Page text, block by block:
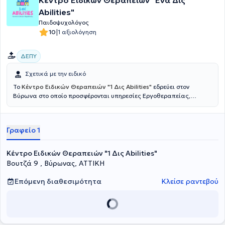
επιθυμούν να διευρύνουν το πεδίο της αυτογνωσίας τους.
Abilities"
Παιδοψυχολόγος
10|1 αξιολόγηση
ΔΕΠΥ
Σχετικά με την ειδικό
To Κέντρο Ειδικών Θεραπειών "1 Δις Abilities" εδρεύει στον
Βύρωνα στο οποίο προσφέρονται υπηρεσίες Εργοθεραπείας,
Ειδικής αγωγής. Μέσα στο ασφαλές περιβάλλον του κέντρου, η
κέντρου είναι η Εύη Δούρου
Εργοθεραπείας. Η ομάδα του κέντρου, απαρτίζεται επιπλέον από
εξειδικευμένους επαγγελματίες στους τομείς της Λογοθεραπείας,
ψυχολογικής στήριξης και ειδικής αγωγής διαχειρίζεται
εξατομικευμένα και σε απόλυτη συνεργασία κάθε αναπτυξιακή,
μαθησιακή ή επικοινωνιακή δυσκολία του κάθε παιδιού και
αναδεικνύει τη μοναδικότητά του μέσα από ένα σύγχρονα
κόσμος δυνατοτήτων για το κάθε παιδί, με στοχευμένες θεραπείες
Γραφείο 1
Κέντρο Ειδικών Θεραπειών "1 Δις Abilities"
Βουτζά 9 , Βύρωνας, ΑΤΤΙΚΗ
Επόμενη διαθεσιμότητα
Κλείσε ραντεβού